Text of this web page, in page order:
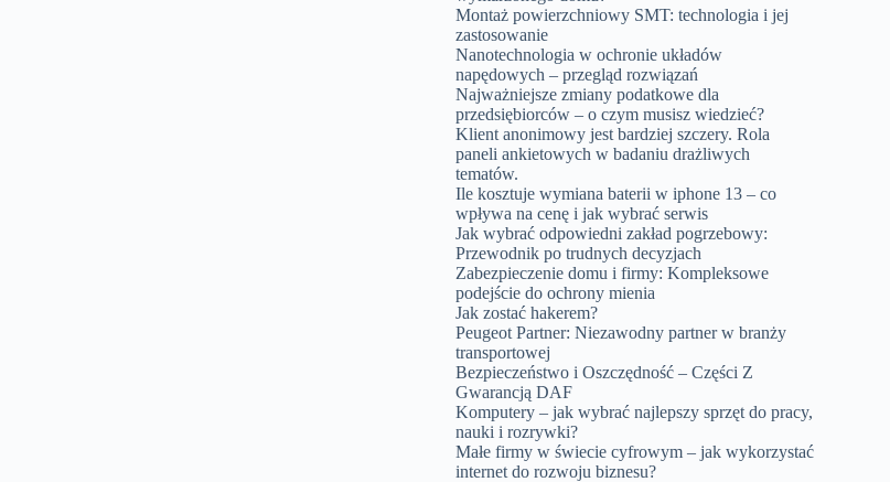
Montaż powierzchniowy SMT: technologia i jej
zastosowanie
Nanotechnologia w ochronie układów
napędowych – przegląd rozwiązań
Najważniejsze zmiany podatkowe dla
przedsiębiorców – o czym musisz wiedzieć?
Klient anonimowy jest bardziej szczery. Rola
paneli ankietowych w badaniu drażliwych
tematów.
Ile kosztuje wymiana baterii w iphone 13 – co
wpływa na cenę i jak wybrać serwis
Jak wybrać odpowiedni zakład pogrzebowy:
Przewodnik po trudnych decyzjach
Zabezpieczenie domu i firmy: Kompleksowe
podejście do ochrony mienia
Jak zostać hakerem?
Peugeot Partner: Niezawodny partner w branży
transportowej
Bezpieczeństwo i Oszczędność – Części Z
Gwarancją DAF
Komputery – jak wybrać najlepszy sprzęt do pracy,
nauki i rozrywki?
Małe firmy w świecie cyfrowym – jak wykorzystać
internet do rozwoju biznesu?